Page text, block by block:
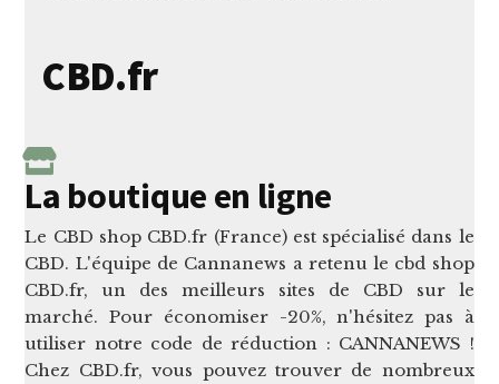
CBD.fr
La boutique en ligne
Le CBD shop CBD.fr (France) est spécialisé dans le
CBD. L'équipe de Cannanews a retenu le cbd shop
CBD.fr, un des meilleurs sites de CBD sur le
marché. Pour économiser -20%, n'hésitez pas à
utiliser notre code de réduction : CANNANEWS !
Chez CBD.fr, vous pouvez trouver de nombreux